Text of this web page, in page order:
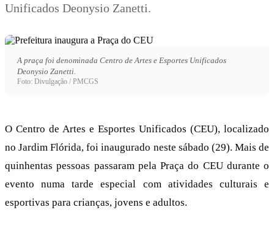
Unificados Deonysio Zanetti.
A praça foi denominada Centro de Artes e Esportes Unificados
Deonysio Zanetti.
Foto: Divulgação / PMCGS
O Centro de Artes e Esportes Unificados (CEU), localizado
no Jardim Flórida, foi inaugurado neste sábado (29). Mais de
quinhentas pessoas passaram pela Praça do CEU durante o
evento numa tarde especial com atividades culturais e
esportivas para crianças, jovens e adultos.